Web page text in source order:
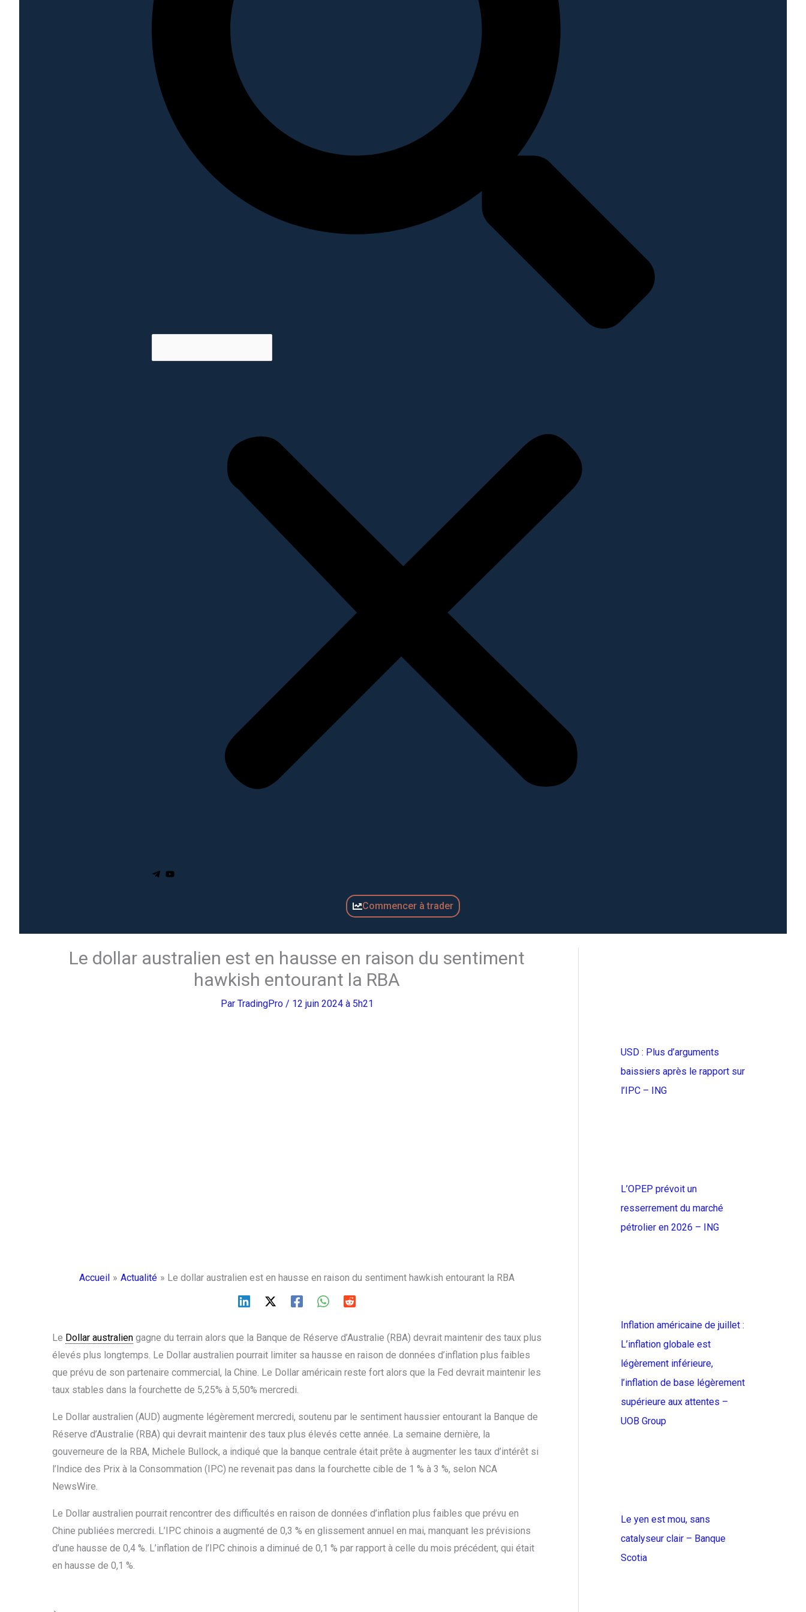
Commencer à trader
Le dollar australien est en hausse en raison du sentiment
hawkish entourant la RBA
Par TradingPro / 12 juin 2024 à 5h21
Accueil Actualité Le dollar australien est en hausse en raison du sentiment hawkish entourant la RBA
Le Dollar australien gagne du terrain alors que la Banque de Réserve d’Australie (RBA) devrait maintenir des taux plus
élevés plus longtemps. Le Dollar australien pourrait limiter sa hausse en raison de données d’inflation plus faibles
que prévu de son partenaire commercial, la Chine. Le Dollar américain reste fort alors que la Fed devrait maintenir les
taux stables dans la fourchette de 5,25% à 5,50% mercredi.
Le Dollar australien (AUD) augmente légèrement mercredi, soutenu par le sentiment haussier entourant la Banque de
Réserve d’Australie (RBA) qui devrait maintenir des taux plus élevés cette année. La semaine dernière, la
gouverneure de la RBA, Michele Bullock, a indiqué que la banque centrale était prête à augmenter les taux d’intérêt si
l’Indice des Prix à la Consommation (IPC) ne revenait pas dans la fourchette cible de 1 % à 3 %, selon NCA
NewsWire.
Le Dollar australien pourrait rencontrer des difficultés en raison de données d’inflation plus faibles que prévu en
Chine publiées mercredi. L’IPC chinois a augmenté de 0,3 % en glissement annuel en mai, manquant les prévisions
d’une hausse de 0,4 %. L’inflation de l’IPC chinois a diminué de 0,1 % par rapport à celle du mois précédent, qui était
en hausse de 0,1 %.
USD : Plus d’arguments
baissiers après le rapport sur
l’IPC – ING
L’OPEP prévoit un
resserrement du marché
pétrolier en 2026 – ING
Inflation américaine de juillet :
L’inflation globale est
légèrement inférieure,
l’inflation de base légèrement
supérieure aux attentes –
UOB Group
Le yen est mou, sans
catalyseur clair – Banque
Scotia